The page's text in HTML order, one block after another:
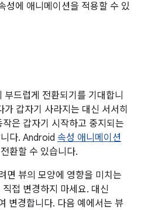
성에 애니메이션을 적용할 수 있
드럽게 전환되기를 기대합니
갑자기 사라지는 대신 서서히
은 갑자기 시작하고 중지되는
다. Android 속성 애니메이션
환할 수 있습니다.
면 뷰의 모양에 영향을 미치는
접 변경하지 마세요. 대신
변경합니다. 다음 예에서는 뷰